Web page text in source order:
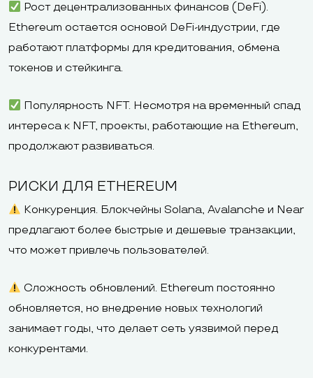
Рост децентрализованных финансов (DeFi).
Ethereum остается основой DeFi-индустрии, где
работают платформы для кредитования, обмена
токенов и стейкинга.
Популярность NFT. Несмотря на временный спад
интереса к NFT, проекты, работающие на Ethereum,
продолжают развиваться.
РИСКИ ДЛЯ ETHEREUM
Конкуренция. Блокчейны Solana, Avalanche и Near
предлагают более быстрые и дешевые транзакции,
что может привлечь пользователей.
Сложность обновлений. Ethereum постоянно
обновляется, но внедрение новых технологий
занимает годы, что делает сеть уязвимой перед
конкурентами.